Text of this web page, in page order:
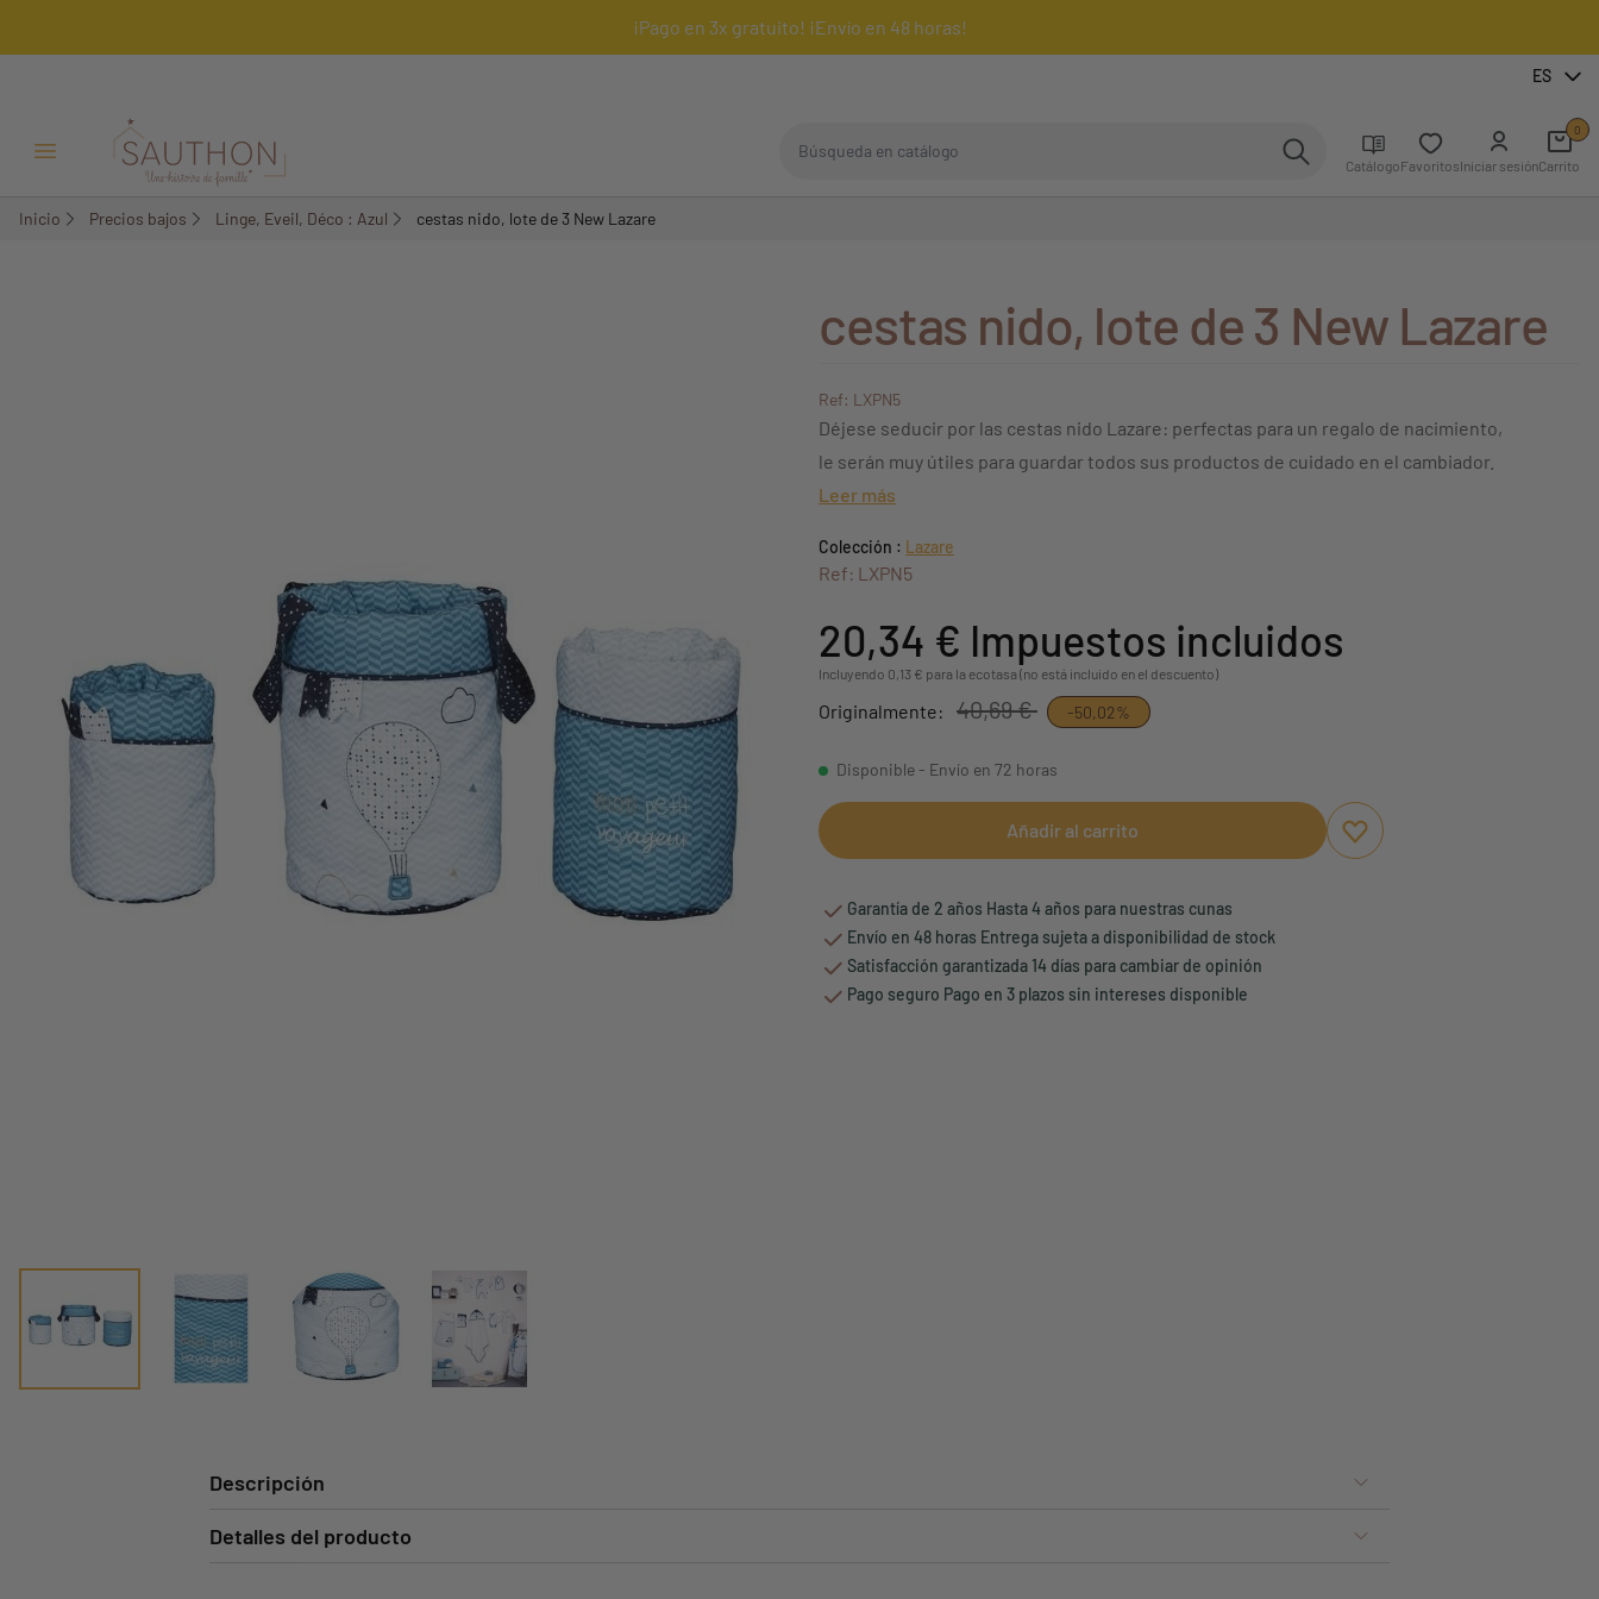
¡Pago en 3x gratuito! ¡Envío en 48 horas!
ES
Menú Abrir/Cerrar CatálogoFavoritosIniciar sesiónCarrito
0
Inicio Precios bajos Linge, Eveil, Déco : Azul cestas nido, lote de 3 New Lazare
cestas nido, lote de 3 New Lazare
Ref: LXPN5
Déjese seducir por las cestas nido Lazare: perfectas para un regalo de nacimiento,
le serán muy útiles para guardar todos sus productos de cuidado en el cambiador.
Leer más
Colección : Lazare
Ref: LXPN5
20,34 € Impuestos incluidos
Incluyendo 0,13 € para la ecotasa (no está incluido en el descuento)
Originalmente: 40,69 € -50,02%
Disponible - Envío en 72 horas
Añadir al carrito
Aggiungi ai preferiti
borrar favoritos
Garantía de 2 años Hasta 4 años para nuestras cunas
Envío en 48 horas Entrega sujeta a disponibilidad de stock
Satisfacción garantizada 14 días para cambiar de opinión
Pago seguro Pago en 3 plazos sin intereses disponible
Descripción
Detalles del producto